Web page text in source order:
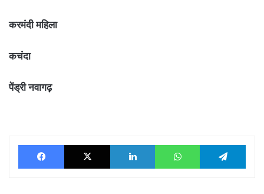
करमंदी महिला
कचंदा
पेंड्री नवागढ़
Facebook X LinkedIn WhatsApp